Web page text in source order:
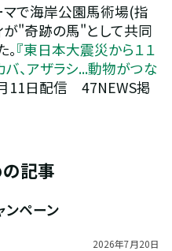
マで海岸公園馬術場(指
が"奇跡の馬"として共同
『東日本大震災から１１
バ、アザラシ...動物がつな
11日配信　47NEWS掲
記事
ンペーン
2026年7月20日